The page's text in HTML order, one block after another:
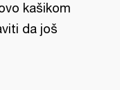
kašikom
da još